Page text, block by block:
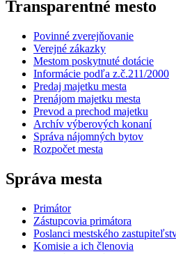
Transparentné mesto
Povinné zverejňovanie
Verejné zákazky
Mestom poskytnuté dotácie
Informácie podľa z.č.211/2000
Predaj majetku mesta
Prenájom majetku mesta
Prevod a prechod majetku
Archív výberových konaní
Správa nájomných bytov
Rozpočet mesta
Správa mesta
Primátor
Zástupcovia primátora
Poslanci mestského
Komisie a ich členovia